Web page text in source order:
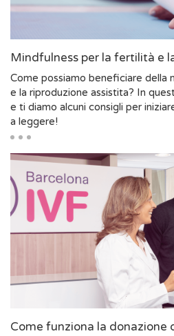
Mindfulness per la fertilità e
Come possiamo beneficiare della
e la riproduzione assistita? In
e ti diamo alcuni consigli per
a leggere!
Come funziona la donazione